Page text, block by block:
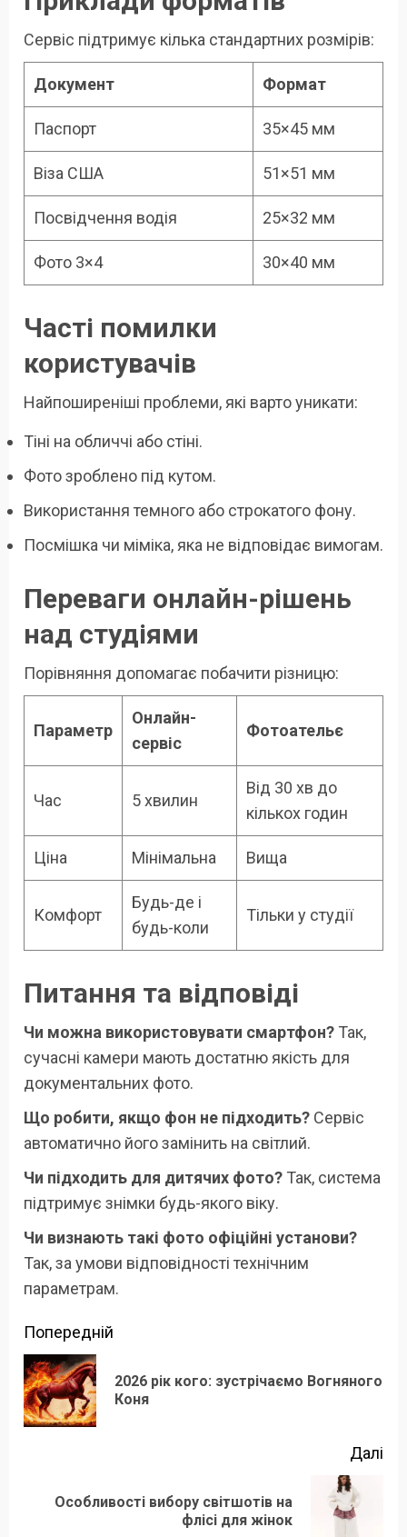
Сервіс підтримує кілька стандартних розмірів:
Документ Формат
Паспорт 35×45 мм
Віза США 51×51 мм
Посвідчення водія 25×32 мм
Фото 3×4 30×40 мм
Часті помилки
користувачів
Найпоширеніші проблеми, які варто уникати:
Тіні на обличчі або стіні.
Фото зроблено під кутом.
Використання темного або строкатого фону.
Посмішка чи міміка, яка не відповідає вимогам.
Переваги онлайн-рішень
над студіями
Порівняння допомагає побачити різницю:
Параметр
Онлайн-
сервіс
Фотоательє
Час 5 хвилин
Від 30 хв до
кількох годин
Ціна Мінімальна Вища
Комфорт
Будь-де і
будь-коли
Тільки у студії
Питання та відповіді
Чи можна використовувати смартфон? Так,
сучасні камери мають достатню якість для
документальних фото.
Що робити, якщо фон не підходить? Сервіс
автоматично його замінить на світлий.
Чи підходить для дитячих фото? Так, система
підтримує знімки будь-якого віку.
Чи визнають такі фото офіційні установи?
Так, за умови відповідності технічним
параметрам.
Продовжити
читання
Попередній
2026 рік кого: зустрічаємо Вогняного
Коня
Далі
Наступний
Особливості вибору світшотів на
флісі для жінок